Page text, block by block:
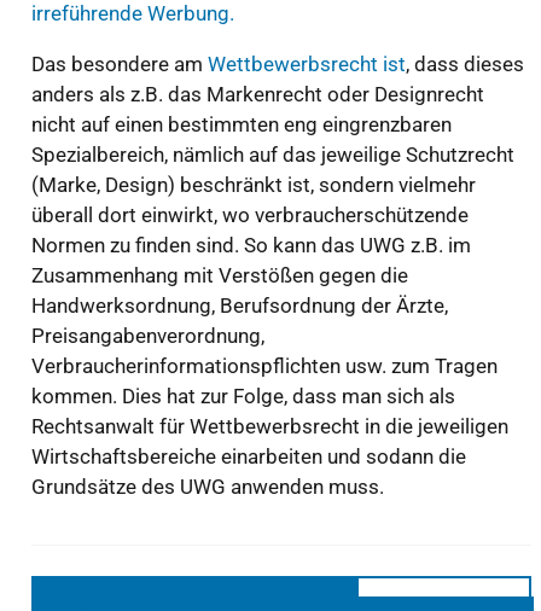
irreführende Werbung.
Das besondere am Wettbewerbsrecht ist, dass dieses
anders als z.B. das Markenrecht oder Designrecht
nicht auf einen bestimmten eng eingrenzbaren
Spezialbereich, nämlich auf das jeweilige Schutzrecht
(Marke, Design) beschränkt ist, sondern vielmehr
überall dort einwirkt, wo verbraucherschützende
Normen zu finden sind. So kann das UWG z.B. im
Zusammenhang mit Verstößen gegen die
Handwerksordnung, Berufsordnung der Ärzte,
Preisangabenverordnung,
Verbraucherinformationspflichten usw. zum Tragen
kommen. Dies hat zur Folge, dass man sich als
Rechtsanwalt für Wettbewerbsrecht in die jeweiligen
Wirtschaftsbereiche einarbeiten und sodann die
Grundsätze des UWG anwenden muss.